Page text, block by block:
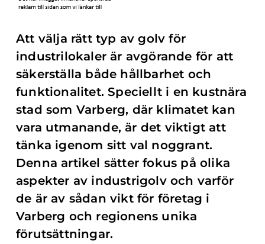
Att välja rätt typ av golv för
industrilokaler är avgörande för att
säkerställa både hållbarhet och
funktionalitet. Speciellt i en kustnära
stad som Varberg, där klimatet kan
vara utmanande, är det viktigt att
tänka igenom sitt val noggrant.
Denna artikel sätter fokus på olika
aspekter av industrigolv och varför
de är av sådan vikt för företag i
Varberg och regionens unika
förutsättningar.